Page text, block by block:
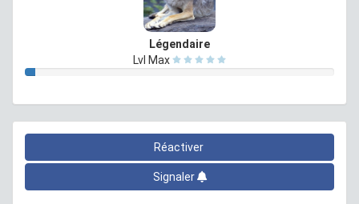
Légendaire
Lvl Max
Réactiver
Signaler